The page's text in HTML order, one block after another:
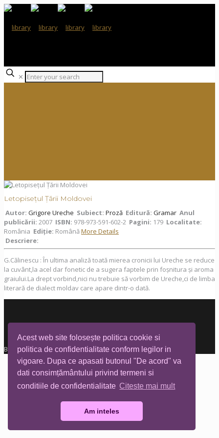
Acest web site folosește politica cookie si
politica de confidentialitate conform legilor in
vigoare. Dupa ce apasati butonul "De acord" va
dati consimțământului privind termeni si
conditiile de confidentialitate Citeste mai mult
Am inteles
✕
Letopisețul Țării Moldovei
Autor: Grigore Ureche Subiect: Proză Editură: Gramar Anul
publicării: 2007 ISBN: 978-973-591-602-2 Pagini: 179 Localitate:
România Ediţie: Română More Details
Descriere:
G.Călinescu : În ultima analiză toată mierea cronicii lui Ureche se reduce
la cuvânt,la acel dar fonetic de a sugera faptele prin foșnitura și aroma
graiului.La drept vorbind,nici nu trebuie să vorbim de Ureche,ci de limba
literară de dialect moldav care apare dintr-o dată.
Biblioteca Tia Mare © All rights reserved